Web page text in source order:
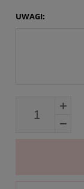
UWAGI: